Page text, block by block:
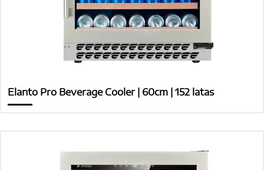
Elanto Pro Beverage Cooler | 60cm | 152 latas